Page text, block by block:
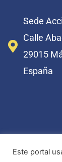
Sede
Calle
29015
España
Este portal